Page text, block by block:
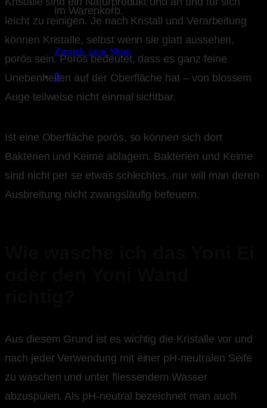
im Warenkorb.
Zurück zum Shop
0
leicht zu reinigen. Je nach Kristall und Verarbeitung
können Kristalle, selbst wenn sie glatt aussehen,
porös sein. Porös bedeutet, dass es ganz feine
Unebenheiten auf der Oberfläche hat – von blossem
Auge teilweise nicht einmal sichtbar.
Ist eine Oberfläche porös, so können sich dort
Bakterien und Keime ablagern. Bakterien und Keime
sind nicht per se etwas schlechtes, nur will man deren
Ausbreitung nicht zwangsläufig befeuern.
Aus diesem Grund ist es wichtig die Kristalle vor und
nach jeder Verwendung mit einer pH-neutralen Seife
zu waschen und unter fliessendem Wasser
abzuspülen. Als pH-neutral bezeichnet man auch